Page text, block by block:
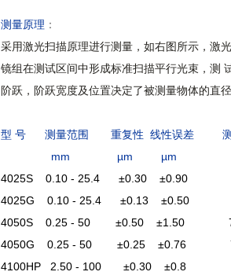
测量原理 ：
采用激光扫描原理进行测量，如右图所示，激
镜组在测试区间中形成标准扫描平行光束，测
阶跃，阶跃宽度及位置决定了被测量物体的直
型 号 测量范围 重复性 线性误差 测量光
mm µm µm
4025S 0.10 - 25.4 ±0.30
4025G 0.10 - 25.4 ±0.13
4050S 0.25 - 50 ±0.50 ±1.50
4050G 0.25 - 50 ±0.25
4100HP 2.50 - 100 ±0.30